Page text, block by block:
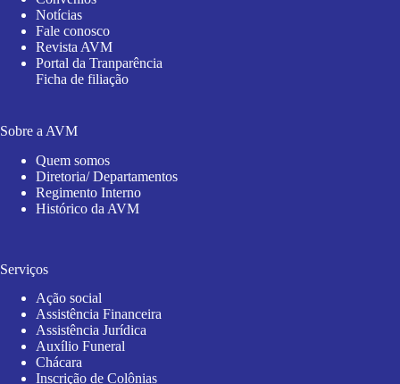
Notícias
Fale conosco
Revista AVM
Portal da Tranparência
Ficha de filiação
Sobre a AVM
Quem somos
Diretoria/ Departamentos
Regimento Interno
Histórico da AVM
Serviços
Ação social
Assistência Financeira
Assistência Jurídica
Auxílio Funeral
Chácara
Inscrição de Colônias